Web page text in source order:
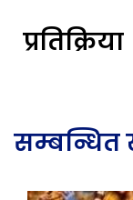
प्रतिक्रिया
सम्बन्धित